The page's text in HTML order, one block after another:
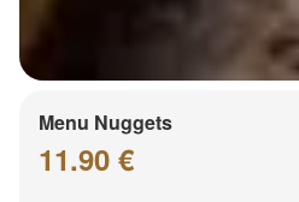
Menu Nuggets
11.90 €